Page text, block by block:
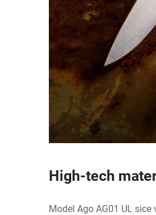
High-tech
Model Ago AG01 UL